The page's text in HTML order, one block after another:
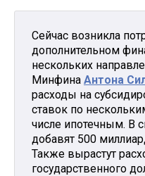
Сейчас возникла
дополнительном
нескольких
Минфина Антона
расходы на
ставок по
числе ипотечным. В
добавят 500
Также вырастут
государственного